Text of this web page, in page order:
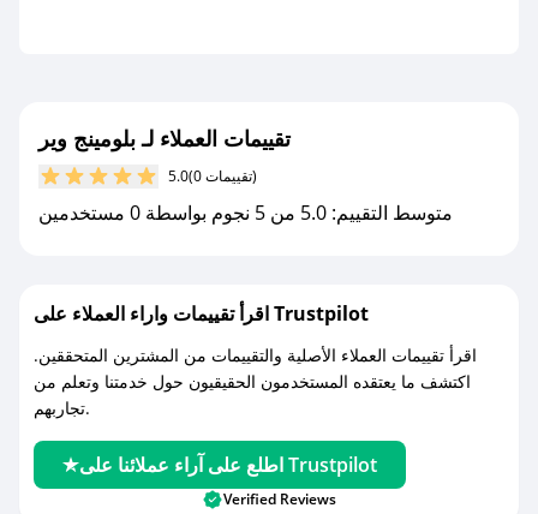
تقييمات العملاء لـ بلومينج وير
5.0 (0 تقييمات)
متوسط التقييم: 5.0 من 5 نجوم بواسطة 0 مستخدمين
اقرأ تقييمات واراء العملاء على Trustpilot
اقرأ تقييمات العملاء الأصلية والتقييمات من المشترين المتحققين.
اكتشف ما يعتقده المستخدمون الحقيقيون حول خدمتنا وتعلم من
تجاربهم.
اطلع على آراء عملائنا على Trustpilot
Verified Reviews